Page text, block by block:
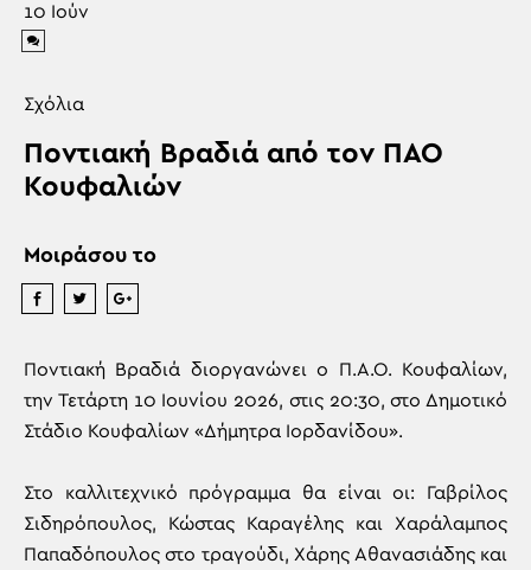
10 Ιούν
Σχόλια
Ποντιακή Βραδιά από τον ΠΑΟ
Κουφαλιών
Μοιράσου το
Ποντιακή Βραδιά διοργανώνει ο Π.Α.Ο. Κουφαλίων,
την Τετάρτη 10 Ιουνίου 2026, στις 20:30, στο Δημοτικό
Στάδιο Κουφαλίων «Δήμητρα Ιορδανίδου».
Στο καλλιτεχνικό πρόγραμμα θα είναι οι: Γαβρίλος
Σιδηρόπουλος, Κώστας Καραγέλης και Χαράλαμπος
Παπαδόπουλος στο τραγούδι, Χάρης Αθανασιάδης και